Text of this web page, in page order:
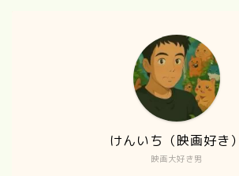
映画大好き男
けんいち（映画好き）